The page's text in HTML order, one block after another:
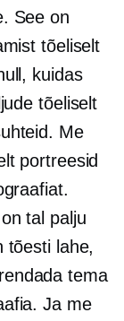
See on
tõeliselt
kuidas
tõeliselt
Me
portreesid
tal palju
tõesti lahe,
tema
Ja me